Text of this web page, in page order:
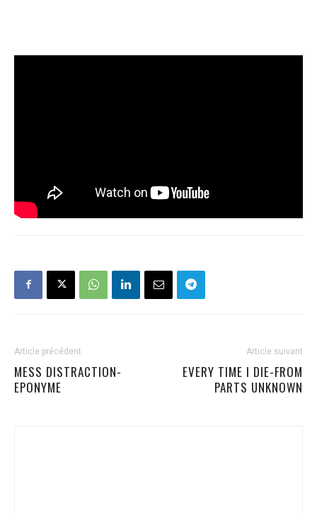
Article précédent
MESS DISTRACTION-
EPONYME
Article suivant
EVERY TIME I DIE-FROM
PARTS UNKNOWN